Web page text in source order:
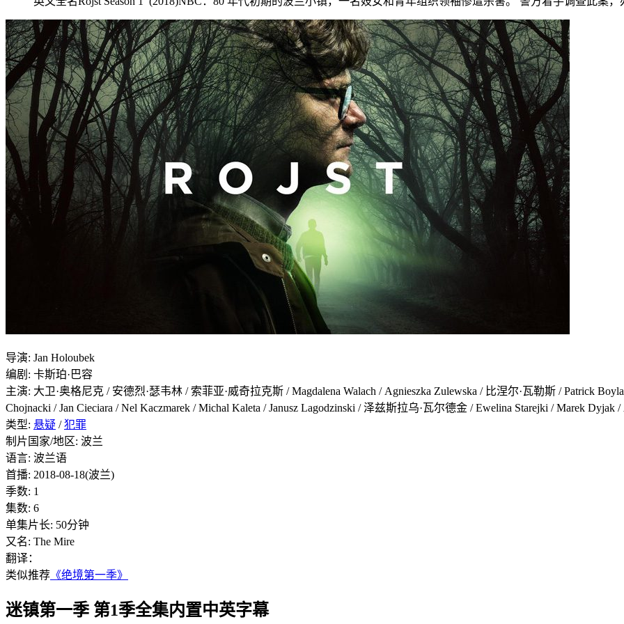
导演: Jan Holoubek
编剧 : 卡斯珀·巴容
主演: 大卫·奥格尼克 / 安德烈·瑟韦林 / 索菲亚·威奇拉克斯 / Magdalena Walach / Agnieszka Zulewska / 比涅尔·瓦勒斯 / Patrick
Chojnacki / Jan Cieciara / Nel Kaczmarek / Michal Kaleta / Janusz Lagodzinski / 泽兹斯拉乌·瓦尔德金 / Ewelina Starejki / Marek
类型: 悬疑 /犯罪
制片国家/地区: 波兰
语言: 波兰语
首播: 2018-08-18(波兰)
季数: 1
集数: 6
单集片长: 50分钟
又名: The Mire
翻译：
类似推荐 《绝境第一季》
迷镇第一季 第1季全集内置中英字幕